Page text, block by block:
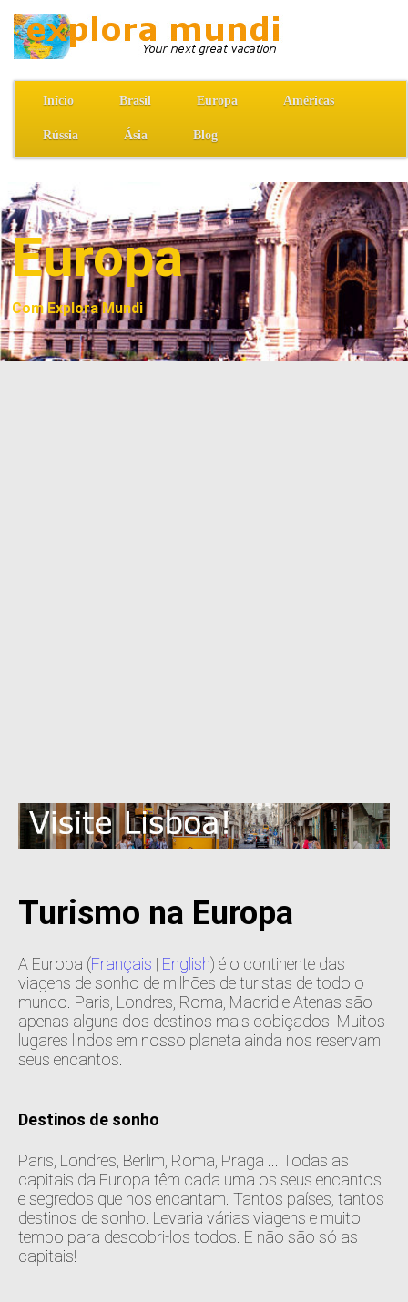
Início Brasil Europa Américas
Rússia Ásia Blog
Europa
Com Explora Mundi
Turismo na Europa
A Europa (Français | English) é o continente das
viagens de sonho de milhões de turistas de todo o
mundo. Paris, Londres, Roma, Madrid e Atenas são
apenas alguns dos destinos mais cobiçados. Muitos
lugares lindos em nosso planeta ainda nos reservam
seus encantos.
Destinos de sonho
Paris, Londres, Berlim, Roma, Praga ... Todas as
capitais da Europa têm cada uma os seus encantos
e segredos que nos encantam. Tantos países, tantos
destinos de sonho. Levaria várias viagens e muito
tempo para descobri-los todos. E não são só as
capitais!